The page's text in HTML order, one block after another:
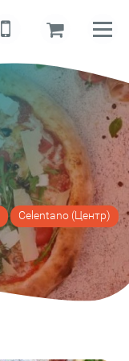
Celentano (Центр)